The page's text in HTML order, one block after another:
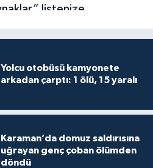
Yolcu otobüsü kamyonete
arkadan çarptı: 1 ölü, 15 yaralı
Karaman’da domuz saldırısına
uğrayan genç çoban ölümden
döndü